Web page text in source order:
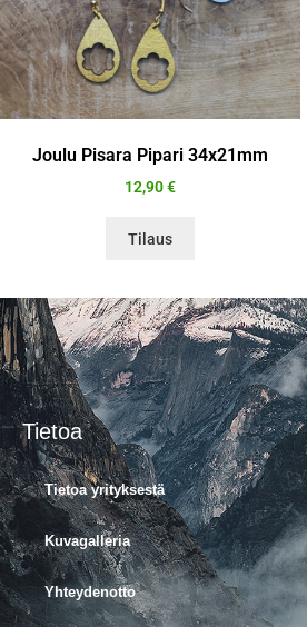
Joulu Pisara Pipari 34x21mm
12,90€
Tilaus
Tietoa
Tietoa yrityksestä
Kuvagalleria
Yhteydenotto